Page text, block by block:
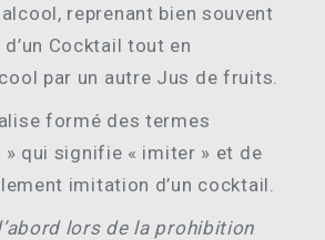
reprenant bien souvent
Cocktail tout en
par un autre Jus de fruits.
formé des termes
» qui signifie « imiter » et de
imitation d’un cocktail.
lors de la prohibition